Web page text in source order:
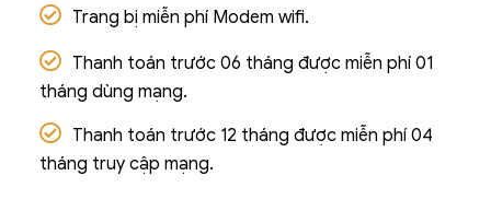
Trang bị miễn phí Modem wifi.
Thanh toán trước 06 tháng được miễn phí 01
tháng dùng mạng.
Thanh toán trước 12 tháng được miễn phí 04
tháng truy cập mạng.